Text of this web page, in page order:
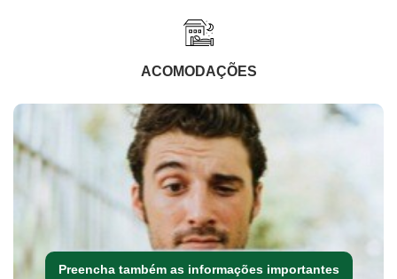
ACOMODAÇÕES
Preencha também as informações importantes